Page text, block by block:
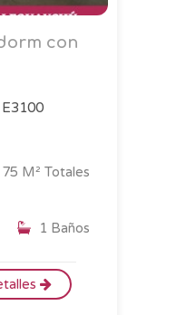
con
E3100
75 M² Totales
1 Baños